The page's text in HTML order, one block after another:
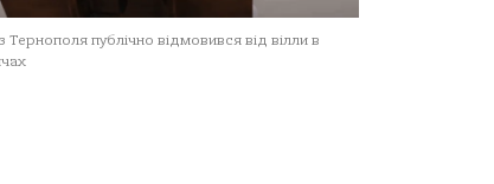
Тернополя публічно відмовився від вілли в